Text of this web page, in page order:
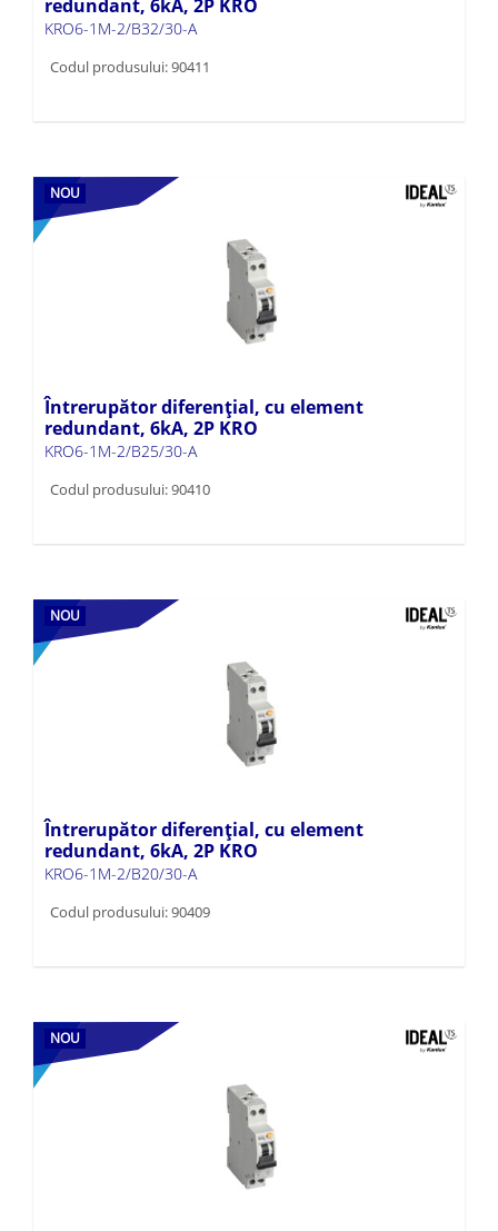
redundant, 6kA, 2P KRO
KRO6-1M-2/B32/30-A
Codul produsului: 90411
NOU
Întrerupător diferențial, cu element
redundant, 6kA, 2P KRO
KRO6-1M-2/B25/30-A
Codul produsului: 90410
NOU
Întrerupător diferențial, cu element
redundant, 6kA, 2P KRO
KRO6-1M-2/B20/30-A
Codul produsului: 90409
NOU